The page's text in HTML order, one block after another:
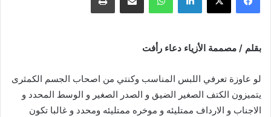
بقلم / مصممة الأزياء دعاء رأفت
لو عاوزة تعرفي اللبس المناسب وكنتي من اصحاب الجسم الكمثرى
يتميزون الكتف الصغير الضيق و الصدر الصغير و الوسط المحدد و
الاجناب و الارداف ممتليئه و موخره ممتليئه ومحدد و غالبا تكون